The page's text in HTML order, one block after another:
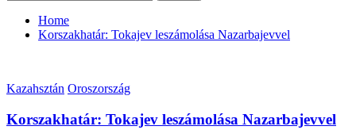
Home
Korszakhatár: Tokajev leszámolása Nazarbajevvel
Kazahsztán Oroszország
Korszakhatár: Tokajev leszámolása Nazarbajevvel